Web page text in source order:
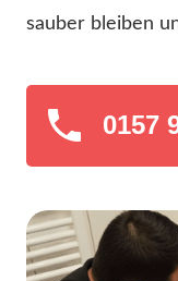
sauber bleiben
0157